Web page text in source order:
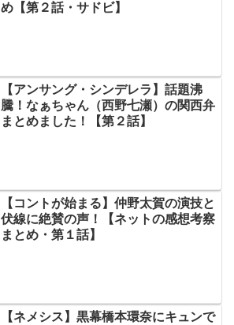
め【第２話・サドビ】
【アンサング・シンデレラ】話題沸
騰！なぁちゃん（西野七瀬）の関西弁
まとめました！【第２話】
【コントが始まる】仲野太賀の演技と
伏線に絶賛の声！【ネットの感想考察
まとめ・第１話】
【ネメシス】黒幕橋本環奈にキュンで